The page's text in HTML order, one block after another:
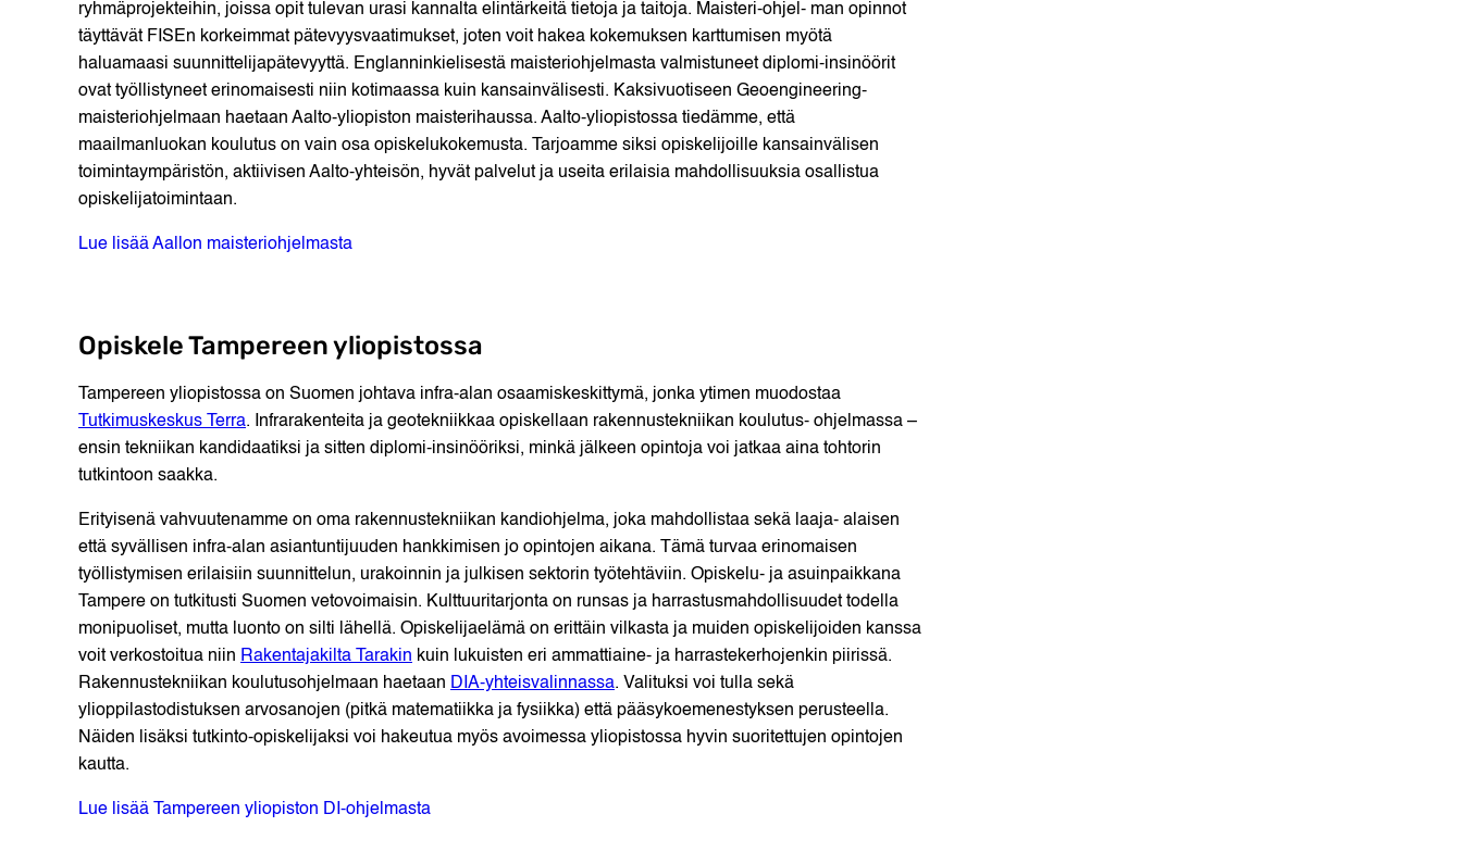
ryhmäprojekteihin, joissa opit tulevan urasi kannalta elintärkeitä tietoja ja taitoja. Maisteri-ohjel- man opinnot
täyttävät FISEn korkeimmat pätevyysvaatimukset, joten voit hakea kokemuksen karttumisen myötä
haluamaasi suunnittelijapätevyyttä. Englanninkielisestä maisteriohjelmasta valmistuneet diplomi-insinöörit
ovat työllistyneet erinomaisesti niin kotimaassa kuin kansainvälisesti. Kaksivuotiseen Geoengineering-
maisteriohjelmaan haetaan Aalto-yliopiston maisterihaussa. Aalto-yliopistossa tiedämme, että
maailmanluokan koulutus on vain osa opiskelukokemusta. Tarjoamme siksi opiskelijoille kansainvälisen
toimintaympäristön, aktiivisen Aalto-yhteisön, hyvät palvelut ja useita erilaisia mahdollisuuksia osallistua
opiskelijatoimintaan.
Lue lisää Aallon maisteriohjelmasta
Opiskele Tampereen yliopistossa
Tampereen yliopistossa on Suomen johtava infra-alan osaamiskeskittymä, jonka ytimen muodostaa
Tutkimuskeskus Terra. Infrarakenteita ja geotekniikkaa opiskellaan rakennustekniikan koulutus- ohjelmassa –
ensin tekniikan kandidaatiksi ja sitten diplomi-insinööriksi, minkä jälkeen opintoja voi jatkaa aina tohtorin
tutkintoon saakka.
Erityisenä vahvuutenamme on oma rakennustekniikan kandiohjelma, joka mahdollistaa sekä laaja- alaisen
että syvällisen infra-alan asiantuntijuuden hankkimisen jo opintojen aikana. Tämä turvaa erinomaisen
työllistymisen erilaisiin suunnittelun, urakoinnin ja julkisen sektorin työtehtäviin. Opiskelu- ja asuinpaikkana
Tampere on tutkitusti Suomen vetovoimaisin. Kulttuuritarjonta on runsas ja harrastusmahdollisuudet todella
monipuoliset, mutta luonto on silti lähellä. Opiskelijaelämä on erittäin vilkasta ja muiden opiskelijoiden kanssa
voit verkostoitua niin Rakentajakilta Tarakin kuin lukuisten eri ammattiaine- ja harrastekerhojenkin piirissä.
Rakennustekniikan koulutusohjelmaan haetaan DIA-yhteisvalinnassa. Valituksi voi tulla sekä
ylioppilastodistuksen arvosanojen (pitkä matematiikka ja fysiikka) että pääsykoemenestyksen perusteella.
Näiden lisäksi tutkinto-opiskelijaksi voi hakeutua myös avoimessa yliopistossa hyvin suoritettujen opintojen
kautta.
Lue lisää Tampereen yliopiston DI-ohjelmasta